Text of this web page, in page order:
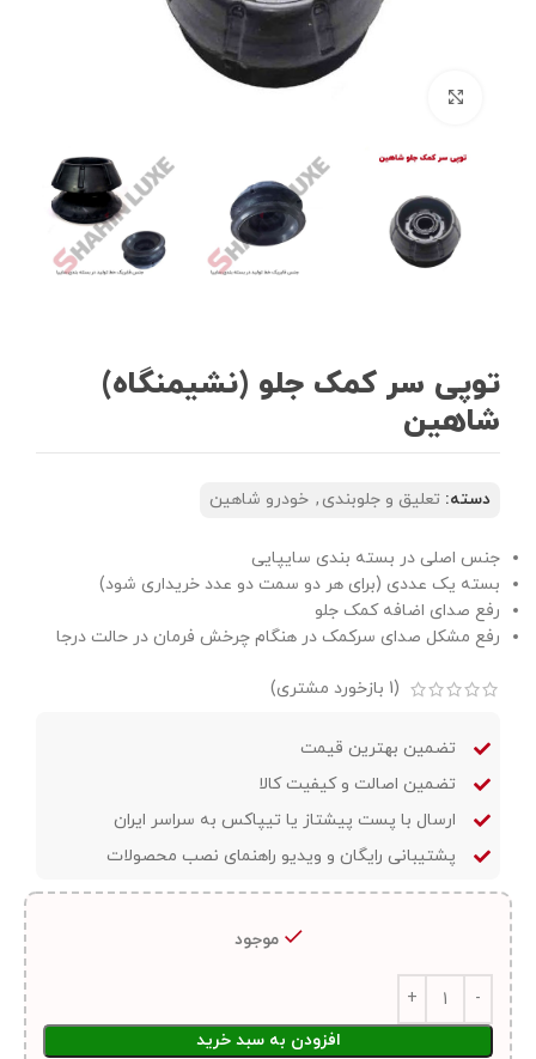
توپی سر کمک جلو (نشیمنگاه)
شاهین
دسته: تعلیق و جلوبندی , خودرو شاهین
جنس اصلی در بسته بندی سایپایی
بسته یک عددی (برای هر دو سمت دو عدد خریداری شود)
رفع صدای اضافه کمک جلو
رفع مشکل صدای سرکمک در هنگام چرخش فرمان در حالت درجا
(
1 بازخورد مشتری)
تضمین بهترین قیمت
تضمین اصالت و کیفیت کالا
ارسال با پست پیشتاز یا تیپاکس به سراسر ایران
پشتیبانی رایگان و ویدیو راهنمای نصب محصولات
موجود
افزودن به سبد خرید